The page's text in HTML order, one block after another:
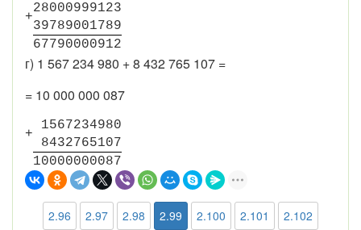
+
28000999123
39789001789
67790000912
г) 1 567 234 980 + 8 432 765 107 =
= 10 000 000 087
+
1567234980
8432765107
10000000087
2.96 2.97 2.98 2.99 2.100 2.101 2.102